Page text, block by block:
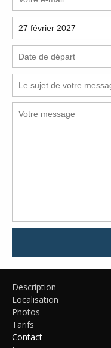
Description
Localisation
Photos
Tarifs
Contact